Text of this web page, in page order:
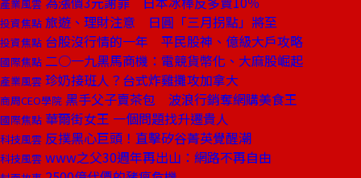
產業風雲
投資焦點 旅遊、理財注意 日圓「三月拐點」將至
投資焦點 台股沒行情的一年 平民股神、億級大戶攻略
國際焦點 二○一九黑馬商機：電競貨幣化、大麻股崛起
產業風雲 珍奶接班人？台式炸雞攤攻加拿大
商周CEO學院 黑手父子賣茶包 波浪行銷奪網購美食王
國際焦點 華爾街女王 一個問題找升遷貴人
科技風雲 反撲黑心巨頭！直擊矽谷菁英覺醒潮
科技風雲 www之父30週年再出山：網路不再自由